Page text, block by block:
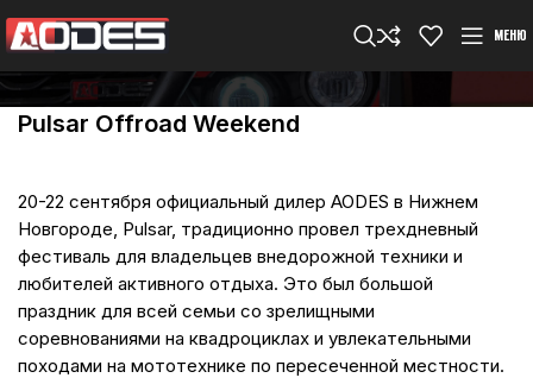
МЕНЮ
Pulsar Offroad Weekend
20-22 сентября официальный дилер AODES в Нижнем
Новгороде, Pulsar, традиционно провел трехдневный
фестиваль для владельцев внедорожной техники и
любителей активного отдыха. Это был большой
праздник для всей семьи со зрелищными
соревнованиями на квадроциклах и увлекательными
походами на мототехнике по пересеченной местности.